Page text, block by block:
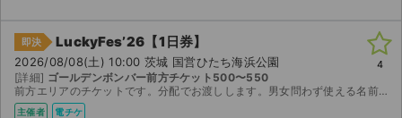
よくある質問
お知らせ
即決 LuckyFes’26【1日券】
2026/08/08(土) 10:00 茨城 国営ひたち海浜公園
[詳細] ゴールデンボンバー前方チケット500〜550
前方エリアのチケットです。分配でお渡しします。男女問わず使える名前の名義です。
主催者 電チケ
4